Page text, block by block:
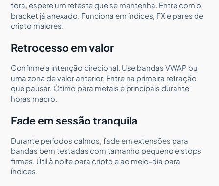
fora, espere um reteste que se mantenha. Entre com o
bracket já anexado. Funciona em índices, FX e pares de
cripto maiores.
Retrocesso em valor
Confirme a intenção direcional. Use bandas VWAP ou
uma zona de valor anterior. Entre na primeira retração
que pausar. Ótimo para metais e principais durante
horas macro.
Fade em sessão tranquila
Durante períodos calmos, fade em extensões para
bandas bem testadas com tamanho pequeno e stops
firmes. Útil à noite para cripto e ao meio-dia para
índices.